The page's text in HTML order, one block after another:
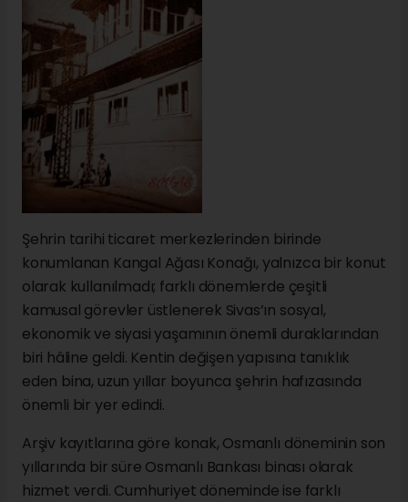
Şehrin tarihi ticaret merkezlerinden birinde
konumlanan Kangal Ağası Konağı, yalnızca bir konut
olarak kullanılmadı; farklı dönemlerde çeşitli
kamusal görevler üstlenerek Sivas’ın sosyal,
ekonomik ve siyasi yaşamının önemli duraklarından
biri hâline geldi. Kentin değişen yapısına tanıklık
eden bina, uzun yıllar boyunca şehrin hafızasında
önemli bir yer edindi.
Arşiv kayıtlarına göre konak, Osmanlı döneminin son
yıllarında bir süre Osmanlı Bankası binası olarak
hizmet verdi. Cumhuriyet döneminde ise farklı